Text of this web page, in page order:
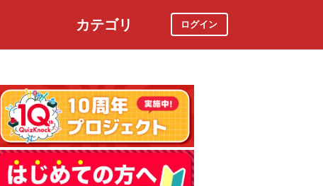
カテゴリ ログイン